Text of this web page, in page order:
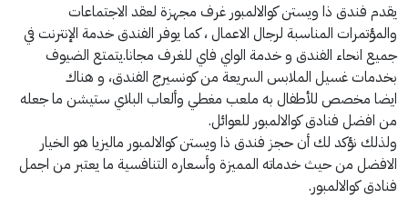
يقدم فندق ذا ويستن كوالالمبور غرف مجهزة لعقد الاجتماعات
والمؤتمرات المناسبة لرجال الاعمال ، كما يوفر الفندق خدمة الإنترنت في
جميع انحاء الفندق و خدمة الواي فاي للغرف مجانا.يتمتع الضيوف
بخدمات غسيل الملابس السريعة من كونسيرج الفندق، و هناك
ايضا مخصص للأطفال به ملعب مغطي وألعاب البلاي ستيشن ما جعله
من افضل فنادق كوالالمبور للعوائل.
ولذلك نؤكد لك أن حجز فندق ذا ويستن كوالالمبور ماليزيا هو الخيار
الافضل من حيث خدماته المميزة وأسعاره التنافسية ما يعتبر من اجمل
فنادق كوالالمبور.